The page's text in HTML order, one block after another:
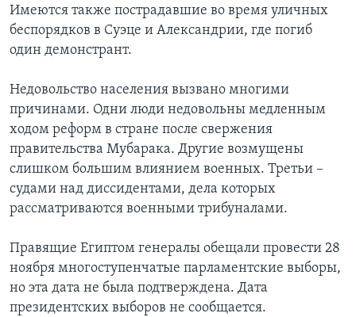
Имеются также пострадавшие во время уличных
беспорядков в Суэце и Александрии, где погиб
один демонстрант.
Недовольство населения вызвано многими
причинами. Одни люди недовольны медленным
ходом реформ в стране после свержения
правительства Мубарака. Другие возмущены
слишком большим влиянием военных. Третьи –
судами над диссидентами, дела которых
рассматриваются военными трибуналами.
Правящие Египтом генералы обещали провести 28
ноября многоступенчатые парламентские выборы,
но эта дата не была подтверждена. Дата
президентских выборов не сообщается.